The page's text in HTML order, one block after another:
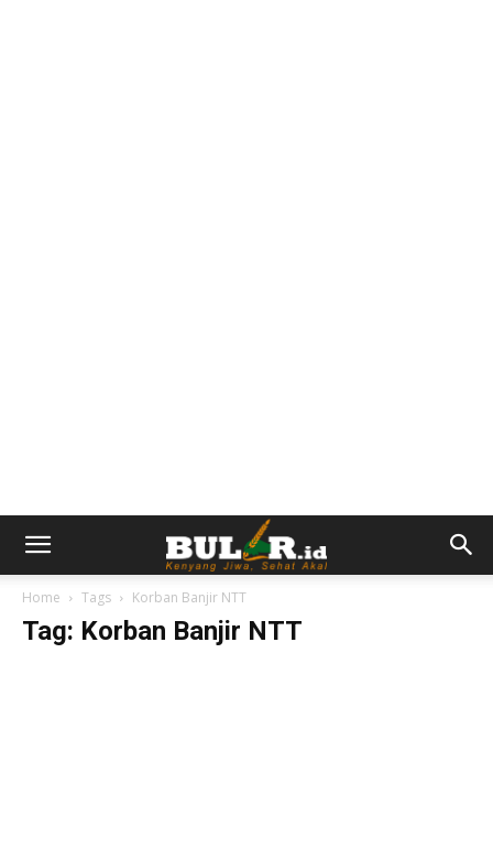
Home Tags Korban Banjir NTT
Tag: Korban Banjir NTT